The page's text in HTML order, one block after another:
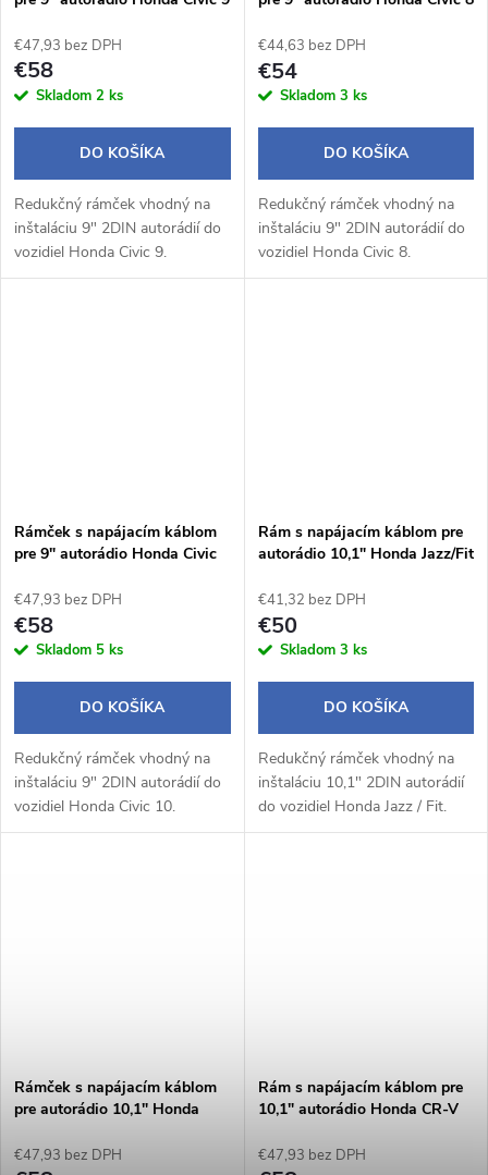
€47,93 bez DPH
€58
Skladom 2 ks
DO KOŠÍKA
Redukčný rámček vhodný na
inštaláciu 9" 2DIN autorádií do
vozidiel Honda Civic 9.
€44,63 bez DPH
€54
Skladom 3 ks
DO KOŠÍKA
Redukčný rámček vhodný na
inštaláciu 9" 2DIN autorádií do
vozidiel Honda Civic 8.
Rámček s napájacím káblom
pre 9" autorádio Honda Civic
€47,93 bez DPH
€58
Skladom 5 ks
DO KOŠÍKA
Redukčný rámček vhodný na
inštaláciu 9" 2DIN autorádií do
vozidiel Honda Civic 10.
Rám s napájacím káblom pre
autorádio 10,1" Honda Jazz/Fit
€41,32 bez DPH
€50
Skladom 3 ks
DO KOŠÍKA
Redukčný rámček vhodný na
inštaláciu 10,1" 2DIN autorádií
do vozidiel Honda Jazz / Fit.
Rámček s napájacím káblom
pre autorádio 10,1" Honda
€47,93 bez DPH
Rám s napájacím káblom pre
10,1" autorádio Honda CR-V
€47,93 bez DPH